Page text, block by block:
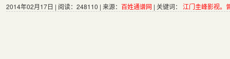
2014年02月17日 | 阅读：248110 | 来源： 百姓通谱网 | 关键词： 江门圭峰影视。